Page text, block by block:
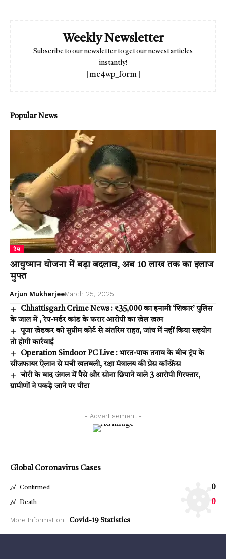
Weekly Newsletter
Subscribe to our newsletter to get our newest articles
instantly!
[mc4wp_form]
Popular News
देश
आयुष्मान योजना में बड़ा बदलाव, अब ₹10 लाख तक का इलाज
मुफ्त
Arjun MukherjeeMarch 25, 2025
Chhattisgarh Crime News : ₹35,000 का इनामी ‘शिकार’ पुलिस
के जाल में , रेप-मर्डर कांड के फरार आरोपी का खेल खत्म
पूजा खेडकर को सुप्रीम कोर्ट से अंतरिम राहत, जांच में नहीं किया सहयोग
तो होगी कार्रवाई
Operation Sindoor PC Live : भारत-पाक तनाव के बीच ट्रंप के
सीजफायर ऐलान से मची खलबली, रक्षा मंत्रालय की प्रेस कॉन्फ्रेंस
चोरी के बाद जंगल में पैसे और सोना छिपाने वाले 3 आरोपी गिरफ्तार,
ग्रामीणों ने पकड़े जाने पर पीटा
- Advertisement -
Global Coronavirus Cases
Confirmed 0
Death 0
More Information: Covid-19 Statistics